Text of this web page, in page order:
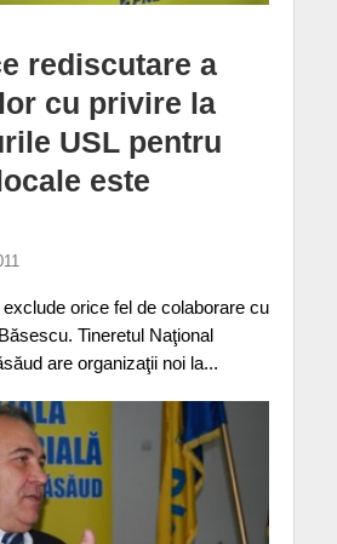
rediscutare a
cu privire la
USL pentru
este
orice fel de colaborare cu
Tineretul Naţional
are organizaţii noi la...